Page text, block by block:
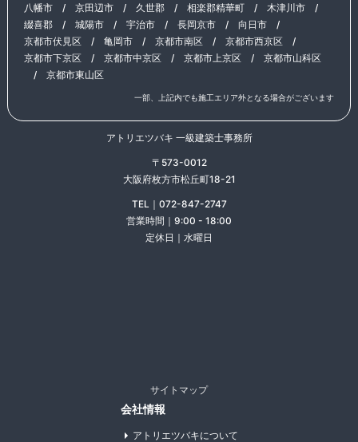
八幡市/ 京田辺市/ 久世郡/ 相楽郡精華町/ 木津川市/
綴喜郡/ 城陽市/ 宇治市/ 長岡京市/ 向日市/
京都市伏見区/ 亀岡市/ 京都市南区/ 京都市西京区/
京都市下京区/ 京都市中京区/ 京都市上京区/ 京都市山科区
/ 京都市東山区
一部、上記内でも施工エリア外となる場合がございます
アトリエツバキ 一級建築士事務所
〒573-0012
大阪府枚方市松丘町18-21
TEL｜072-847-2747
営業時間｜9:00 - 18:00
定休日｜水曜日
サイトマップ
会社情報
アトリエツバキについて